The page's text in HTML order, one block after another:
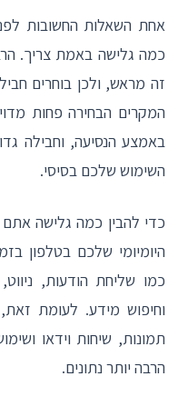
כמה גלישה באמת צריך.
זה מראש, ולכן בוחרים
המקרים הבחירה פחות
באמצע הנסיעה, וחבילה
השימוש שלכם בסיסי.
כדי להבין כמה גלישה
היומיומי שלכם בטלפון
כמו שליחת הודעות,
וחיפוש מידע. לעומת
תמונות, שיחות וידאו
הרבה יותר נתונים.